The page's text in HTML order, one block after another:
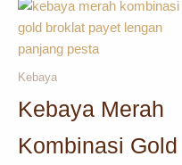
Kebaya
Kebaya Merah
Kombinasi Gold